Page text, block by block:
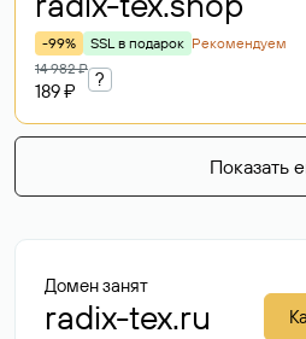
-99% SSL в подарок Рекомендуем
14 982 ₽
189 ₽
?
Показать
Домен занят
radix-tex.ru